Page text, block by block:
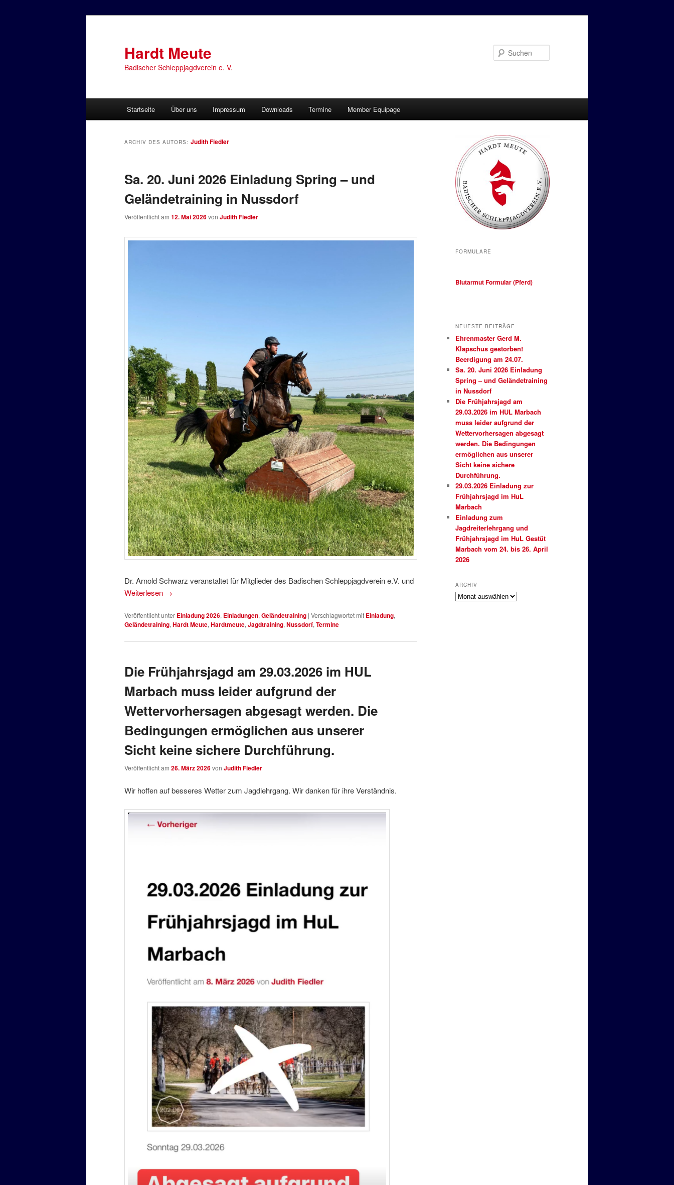
Hardt Meute
Badischer Schleppjagdverein e. V.
Startseite Über uns Impressum Downloads Termine Member Equipage
ARCHIV DES AUTORS: Judith Fiedler
Sa. 20. Juni 2026 Einladung Spring – und
Geländetraining in Nussdorf
Veröffentlicht am 12. Mai 2026von Judith Fiedler
Dr. Arnold Schwarz veranstaltet für Mitglieder des Badischen Schleppjagdverein e.V. und
Weiterlesen →
Veröffentlicht unter Einladung 2026, Einladungen, Geländetraining | Verschlagwortet mit Einladung,
Geländetraining, Hardt Meute, Hardtmeute, Jagdtraining, Nussdorf, Termine
Die Frühjahrsjagd am 29.03.2026 im HUL
Marbach muss leider aufgrund der
Wettervorhersagen abgesagt werden. Die
Bedingungen ermöglichen aus unserer
Sicht keine sichere Durchführung.
Veröffentlicht am 26. März 2026von Judith Fiedler
Wir hoffen auf besseres Wetter zum Jagdlehrgang. Wir danken für ihre Verständnis.
FORMULARE
Blutarmut Formular (Pferd)
NEUESTE BEITRÄGE
Ehrenmaster Gerd M.
Klapschus gestorben!
Beerdigung am 24.07.
Sa. 20. Juni 2026 Einladung
Spring – und Geländetraining
in Nussdorf
Die Frühjahrsjagd am
29.03.2026 im HUL Marbach
muss leider aufgrund der
Wettervorhersagen abgesagt
werden. Die Bedingungen
ermöglichen aus unserer
Sicht keine sichere
Durchführung.
29.03.2026 Einladung zur
Frühjahrsjagd im HuL
Marbach
Einladung zum
Jagdreiterlehrgang und
Frühjahrsjagd im HuL Gestüt
Marbach vom 24. bis 26. April
2026
ARCHIV
Archiv